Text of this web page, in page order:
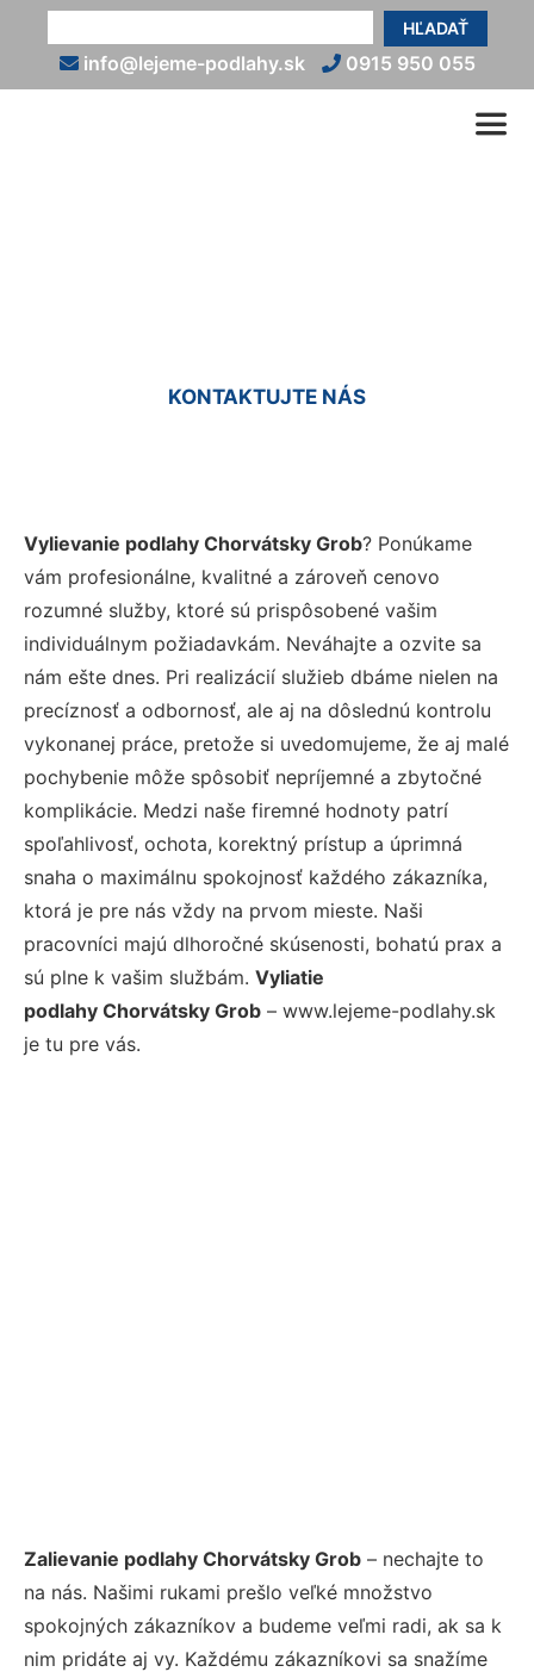
HĽADAŤ
info@lejeme-podlahy.sk 0915 950 055
KONTAKTUJTE NÁS
Vylievanie podlahy Chorvátsky Grob? Ponúkame
vám profesionálne, kvalitné a zároveň cenovo
rozumné služby, ktoré sú prispôsobené vašim
individuálnym požiadavkám. Neváhajte a ozvite sa
nám ešte dnes. Pri realizácií služieb dbáme nielen na
precíznosť a odbornosť, ale aj na dôslednú kontrolu
vykonanej práce, pretože si uvedomujeme, že aj malé
pochybenie môže spôsobiť nepríjemné a zbytočné
komplikácie. Medzi naše firemné hodnoty patrí
spoľahlivosť, ochota, korektný prístup a úprimná
snaha o maximálnu spokojnosť každého zákazníka,
ktorá je pre nás vždy na prvom mieste. Naši
pracovníci majú dlhoročné skúsenosti, bohatú prax a
sú plne k vašim službám. Vyliatie
podlahy Chorvátsky Grob – www.lejeme-podlahy.sk
je tu pre vás.
Zalievanie podlahy Chorvátsky Grob – nechajte to
na nás. Našimi rukami prešlo veľké množstvo
spokojných zákazníkov a budeme veľmi radi, ak sa k
nim pridáte aj vy. Každému zákazníkovi sa snažíme